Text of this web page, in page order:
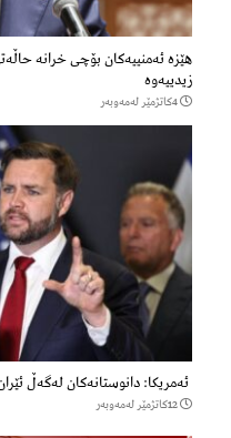
هێزه‌ ئه‌منییه‌كان بۆچی خرانە
زیدییەوە
4كاتژمێر لەمەوبەر
ئەمریکا: دانوستانەکان لەگەڵ
12كاتژمێر لەمەوبەر